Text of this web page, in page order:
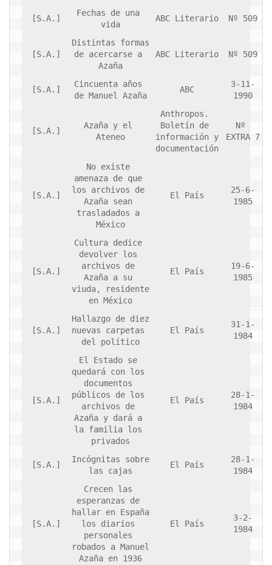
[S.A.]
Fechas de una
vida
ABC Literario Nº 509
[S.A.]
Distintas formas
de acercarse a
Azaña
ABC Literario Nº 509
[S.A.]
Cincuenta años
de Manuel Azaña
ABC
3-11-
1990
[S.A.]
Azaña y el
Ateneo
Anthropos.
Boletín de
información y
documentación
Nº
EXTRA 7
[S.A.]
No existe
amenaza de que
los archivos de
Azaña sean
trasladados a
México
El País
25-6-
1985
[S.A.]
Cultura dedice
devolver los
archivos de
Azaña a su
viuda, residente
en México
El País
19-6-
1985
[S.A.]
Hallazgo de diez
nuevas carpetas
del político
El País
31-1-
1984
[S.A.]
El Estado se
quedará con los
documentos
públicos de los
archivos de
Azaña y dará a
la familia los
privados
El País
28-1-
1984
[S.A.]
Incógnitas sobre
las cajas
El País
28-1-
1984
[S.A.]
Crecen las
esperanzas de
hallar en España
los diarios
personales
robados a Manuel
Azaña en 1936
El País
3-2-
1984